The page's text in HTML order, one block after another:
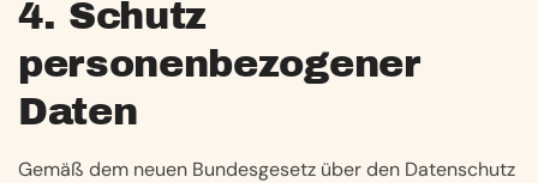
4. Schutz
personenbezogener
Daten
Gemäß dem neuen Bundesgesetz über den Datenschutz